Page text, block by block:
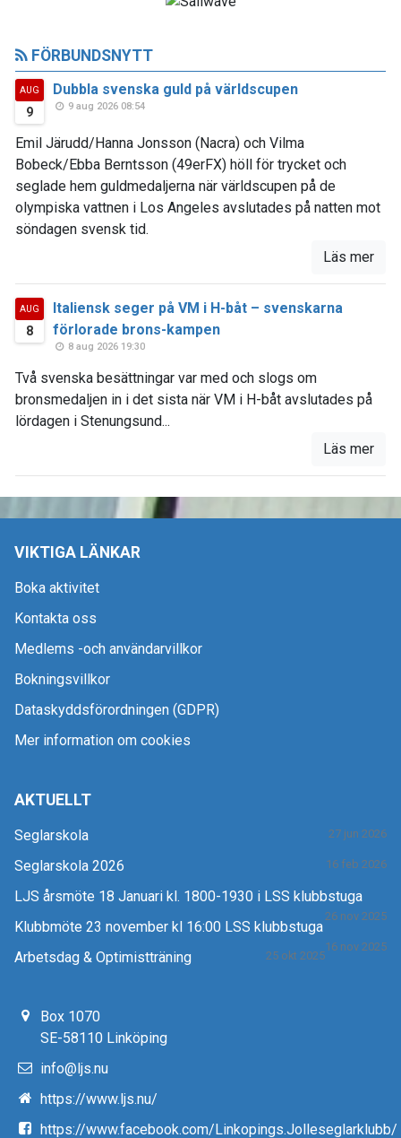
FÖRBUNDSNYTT
AUG
9
Dubbla svenska guld på världscupen
9 aug 2026 08:54
Emil Järudd/Hanna Jonsson (Nacra) och Vilma
Bobeck/Ebba Berntsson (49erFX) höll för trycket och
seglade hem guldmedaljerna när världscupen på de
olympiska vattnen i Los Angeles avslutades på natten mot
söndagen svensk tid.
Läs mer
AUG
8
Italiensk seger på VM i H-båt – svenskarna
förlorade brons-kampen
8 aug 2026 19:30
Två svenska besättningar var med och slogs om
bronsmedaljen in i det sista när VM i H-båt avslutades på
lördagen i Stenungsund...
Läs mer
VIKTIGA LÄNKAR
Boka aktivitet
Kontakta oss
Medlems -och användarvillkor
Bokningsvillkor
Dataskyddsförordningen (GDPR)
Mer information om cookies
AKTUELLT
Seglarskola 27 jun 2026
Seglarskola 2026 16 feb 2026
LJS årsmöte 18 Januari kl. 1800-1930 i LSS klubbstuga
26 nov 2025
Klubbmöte 23 november kl 16:00 LSS klubbstuga
16 nov 2025
Arbetsdag & Optimistträning 25 okt 2025
Box 1070
SE-58110 Linköping
info@ljs.nu
https://www.ljs.nu/
https://www.facebook.com/Linkopings.Jolleseglarklubb/